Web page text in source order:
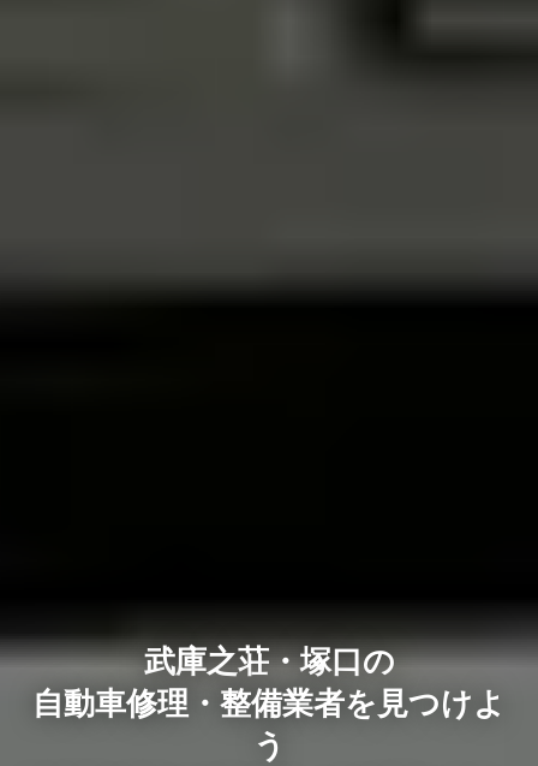
武庫之荘・塚口の
自動車修理・整備業者を見つけよ
う